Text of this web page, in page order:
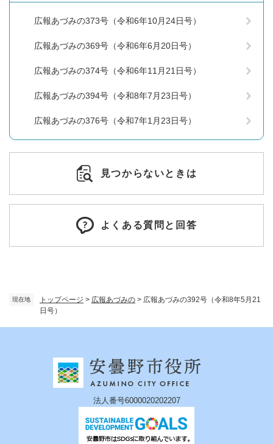
現在地 トップページ > 広報あづみの > 広報あづみの392号（令和8年5月21
日号）
広報あづみの373号（令和6年10月24日号）
広報あづみの369号（令和6年6月20日号）
広報あづみの374号（令和6年11月21日号）
広報あづみの394号（令和8年7月23日号）
広報あづみの376号（令和7年1月23日号）
見つからないときは
よくある質問と回答
法人番号6000020202207